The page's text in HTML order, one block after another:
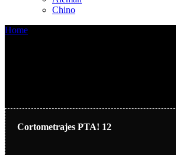
Chino
Home
Cortometrajes PTA! 12